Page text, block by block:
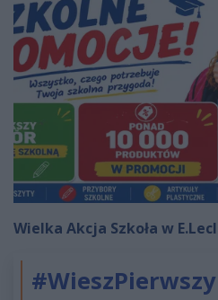
Wielka Akcja Szkoła w
#WieszPierwszy